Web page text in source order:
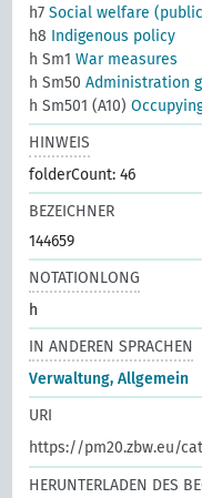
h7Social welfare
h8 Indigenous policy
h Sm1War measures
h Sm50Administration
h Sm501 (A10)
HINWEIS
folderCount: 46
BEZEICHNER
144659
NOTATIONLONG
h
IN ANDEREN SPRACHEN
Verwaltung, Allgemein
URI
https://pm20.zbw.eu/
HERUNTERLADEN DES